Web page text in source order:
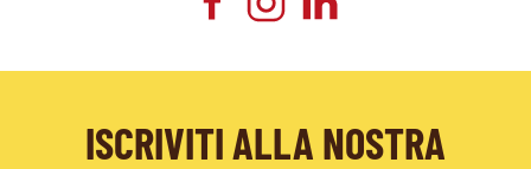
ISCRIVITI ALLA NOSTRA